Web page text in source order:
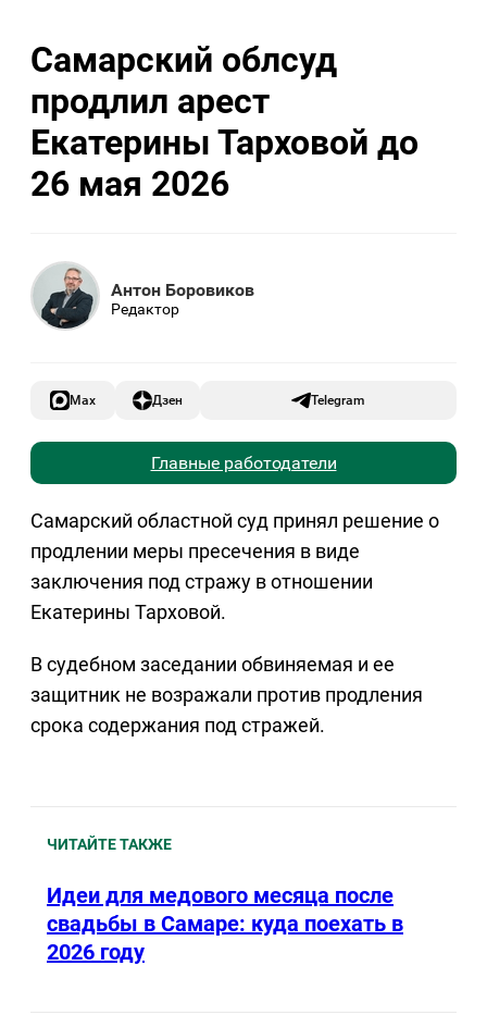
Самарский облсуд
продлил арест
Екатерины Тарховой до
26 мая 2026
Антон Боровиков
Редактор
Max Дзен Telegram
Главные работодатели
Самарский областной суд принял решение о
продлении меры пресечения в виде
заключения под стражу в отношении
Екатерины Тарховой.
В судебном заседании обвиняемая и ее
защитник не возражали против продления
срока содержания под стражей.
ЧИТАЙТЕ ТАКЖЕ
Идеи для медового месяца после
свадьбы в Самаре: куда поехать в
2026 году